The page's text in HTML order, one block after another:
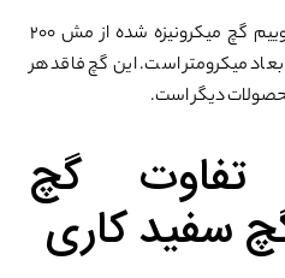
در تعریف این محصول باید بگوییم گچ میکرونیزه شده از مش ۲۰۰
میکرومتر است. این گچ فاقد هر
دیگر است.
گچ
سفید کاری